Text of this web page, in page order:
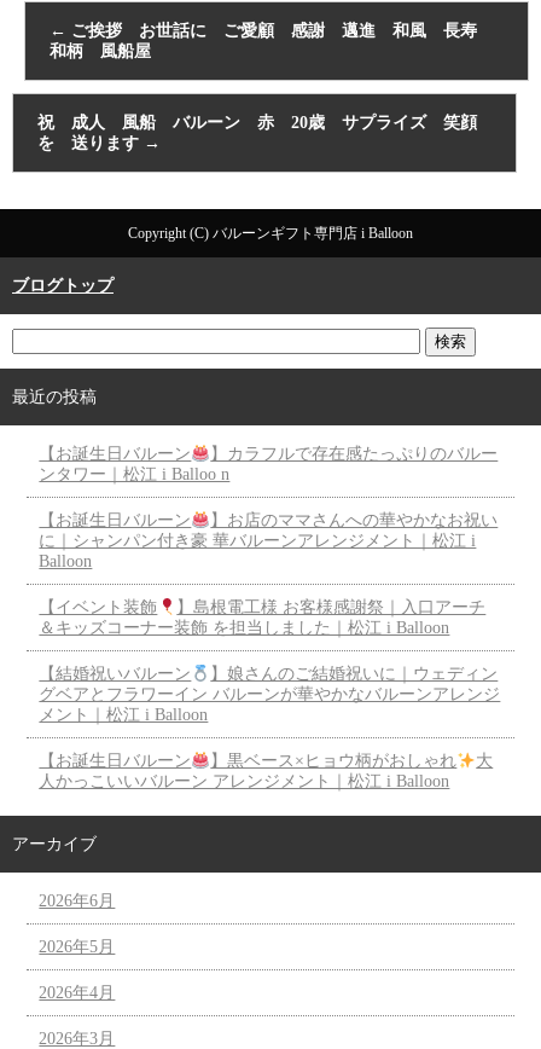
← ご挨拶 お世話に ご愛顧 感謝 邁進 和風 長寿
和柄 風船屋
祝 成人 風船 バルーン 赤 20歳 サプライズ 笑顔
を 送ります →
Copyright (C) バルーンギフト専門店 i Balloon
ブログトップ
最近の投稿
【お誕生日バルーン
】カラフルで存在感たっぷりのバルー
ンタワー｜松江 i Balloo n
【お誕生日バルーン
】お店のママさんへの華やかなお祝い
に｜シャンパン付き豪 華バルーンアレンジメント｜松江 i
Balloon
【イベント装飾
】島根電工様 お客様感謝祭｜入口アーチ
＆キッズコーナー装飾 を担当しました｜松江 i Balloon
【結婚祝いバルーン
】娘さんのご結婚祝いに｜ウェディン
グベアとフラワーイン バルーンが華やかなバルーンアレンジ
メント｜松江 i Balloon
【お誕生日バルーン 】黒ベース×ヒョウ柄がおしゃれ
大
人かっこいいバルーン アレンジメント｜松江 i Balloon
アーカイブ
2026年6月
2026年5月
2026年4月
2026年3月